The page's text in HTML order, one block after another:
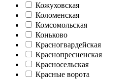
Кожуховская
Коломенская
Комсомольская
Коньково
Красногвардейская
Краснопресненская
Красносельская
Красные ворота